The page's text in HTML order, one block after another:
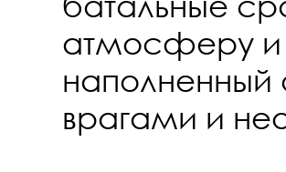
атмосферу
наполненный
врагами и